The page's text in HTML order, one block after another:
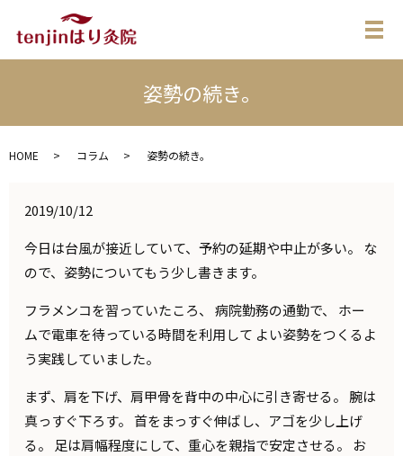
メ
姿勢の続き。
HOME コラム 姿勢の続き。
2019/10/12
今日は台風が接近していて、予約の延期や中止が多い。 な
ので、姿勢についてもう少し書きます。
フラメンコを習っていたころ、 病院勤務の通勤で、 ホー
ムで電車を待っている時間を利用して よい姿勢をつくるよ
う実践していました。
まず、肩を下げ、肩甲骨を背中の中心に引き寄せる。 腕は
真っすぐ下ろす。 首をまっすぐ伸ばし、アゴを少し上げ
る。 足は肩幅程度にして、重心を親指で安定させる。 お